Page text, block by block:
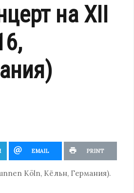
на XII
EMAIL PRINT
Köln, Кёльн, Германия).